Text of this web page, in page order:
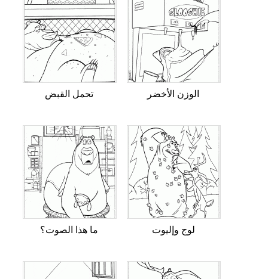
تحمل القبض الوزن الأخضر
ما هذا الصوت؟ لوج وإليوت